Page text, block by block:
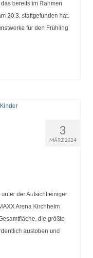
bereits im Rahmen
20.3. stattgefunden hat.
für den Frühling
3
MÄRZ 2024
der Aufsicht einiger
Arena Kirchheim
die größte
austoben und